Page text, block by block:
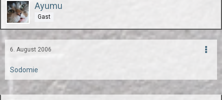
Ayumu
Gast
6. August 2006
Sodomie